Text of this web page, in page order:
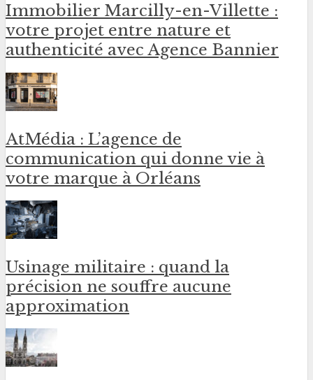
Immobilier Marcilly-en-Villette :
votre projet entre nature et
authenticité avec Agence Bannier
AtMédia : L’agence de
communication qui donne vie à
votre marque à Orléans
Usinage militaire : quand la
précision ne souffre aucune
approximation